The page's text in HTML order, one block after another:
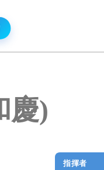
慶)
指揮者